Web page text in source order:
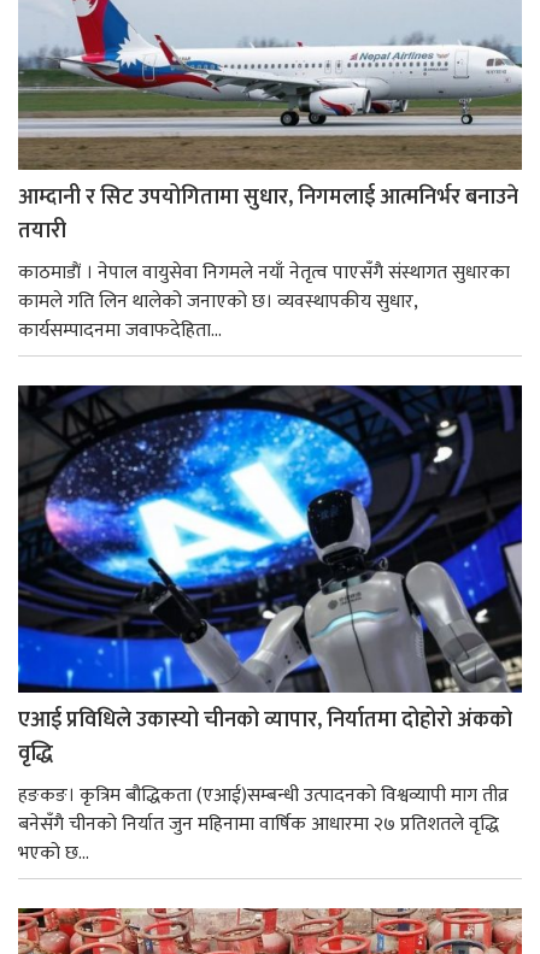
आम्दानी र सिट उपयोगितामा सुधार, निगमलाई आत्मनिर्भर बनाउने
तयारी
काठमाडाैं । नेपाल वायुसेवा निगमले नयाँ नेतृत्व पाएसँगै संस्थागत सुधारका
कामले गति लिन थालेको जनाएको छ। व्यवस्थापकीय सुधार,
कार्यसम्पादनमा जवाफदेहिता...
एआई प्रविधिले उकास्यो चीनको व्यापार, निर्यातमा दोहोरो अंकको
वृद्धि
हङकङ। कृत्रिम बौद्धिकता (एआई)सम्बन्धी उत्पादनको विश्वव्यापी माग तीव्र
बनेसँगै चीनको निर्यात जुन महिनामा वार्षिक आधारमा २७ प्रतिशतले वृद्धि
भएको छ...